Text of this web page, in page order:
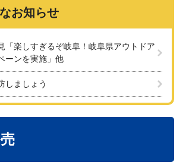
お知らせ
「楽しすぎるぞ岐阜！岐阜県アウトドア
ーンを実施」他
しましょう